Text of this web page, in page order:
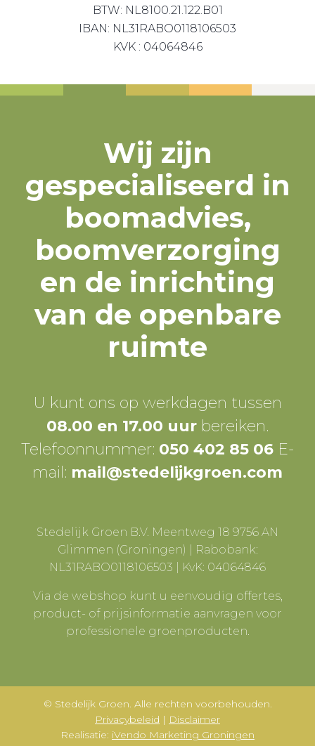
BTW: NL8100.21.122.B01
IBAN: NL31RABO0118106503
KVK : 04064846
Wij zijn
gespecialiseerd in
boomadvies,
boomverzorging
en de inrichting
van de openbare
ruimte
U kunt ons op werkdagen tussen
08.00 en 17.00 uur bereiken.
Telefoonnummer: 050 402 85 06 E-
mail: mail@stedelijkgroen.com
Stedelijk Groen B.V. Meentweg 18 9756 AN
Glimmen (Groningen) | Rabobank:
NL31RABO0118106503 | KvK: 04064846
Via de webshop kunt u eenvoudig offertes,
product- of prijsinformatie aanvragen voor
professionele groenproducten.
© Stedelijk Groen. Alle rechten voorbehouden.
Privacybeleid | Disclaimer
Realisatie: iVendo Marketing Groningen